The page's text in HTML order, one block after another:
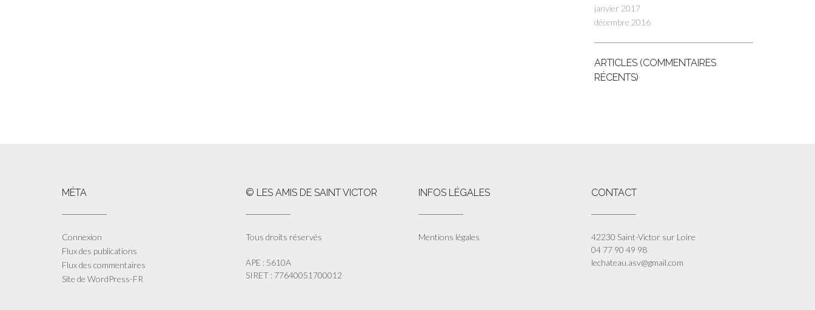
janvier 2017
décembre 2016
ARTICLES (COMMENTAIRES
RÉCENTS)
MÉTA
Connexion
Flux des publications
Flux des commentaires
Site de WordPress-FR
© LES AMIS DE SAINT VICTOR
Tous droits réservés
APE : 5610A
SIRET : 77640051700012
INFOS LÉGALES
Mentions légales
CONTACT
42230 Saint-Victor sur Loire
04 77 90 49 98
lechateau.asv@gmail.com